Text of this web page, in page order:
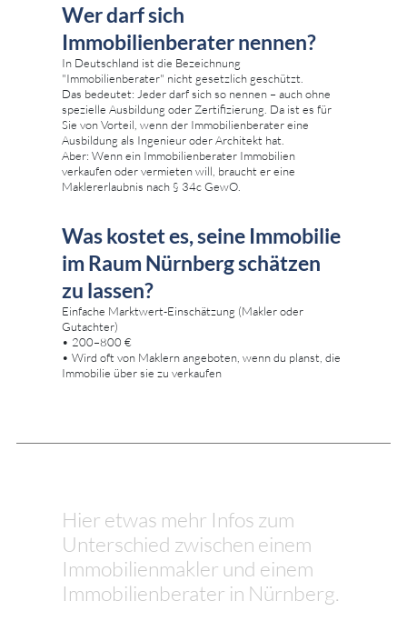
Wer darf sich
Immobilienberater nennen?
In Deutschland ist die Bezeichnung
"Immobilienberater" nicht gesetzlich geschützt.
Das bedeutet: Jeder darf sich so nennen – auch ohne
spezielle Ausbildung oder Zertifizierung. Da ist es für
Sie von Vorteil, wenn der Immobilienberater eine
Ausbildung als Ingenieur oder Architekt hat.
Aber: Wenn ein Immobilienberater Immobilien
verkaufen oder vermieten will, braucht er eine
Maklererlaubnis nach § 34c GewO.
Was kostet es, seine Immobilie
im Raum Nürnberg schätzen
zu lassen?
Einfache Marktwert-Einschätzung (Makler oder
Gutachter)
• 200–800 €
• Wird oft von Maklern angeboten, wenn du planst, die
Immobilie über sie zu verkaufen
Hier etwas mehr Infos zum
Unterschied zwischen einem
Immobilienmakler und einem
Immobilienberater in Nürnberg.